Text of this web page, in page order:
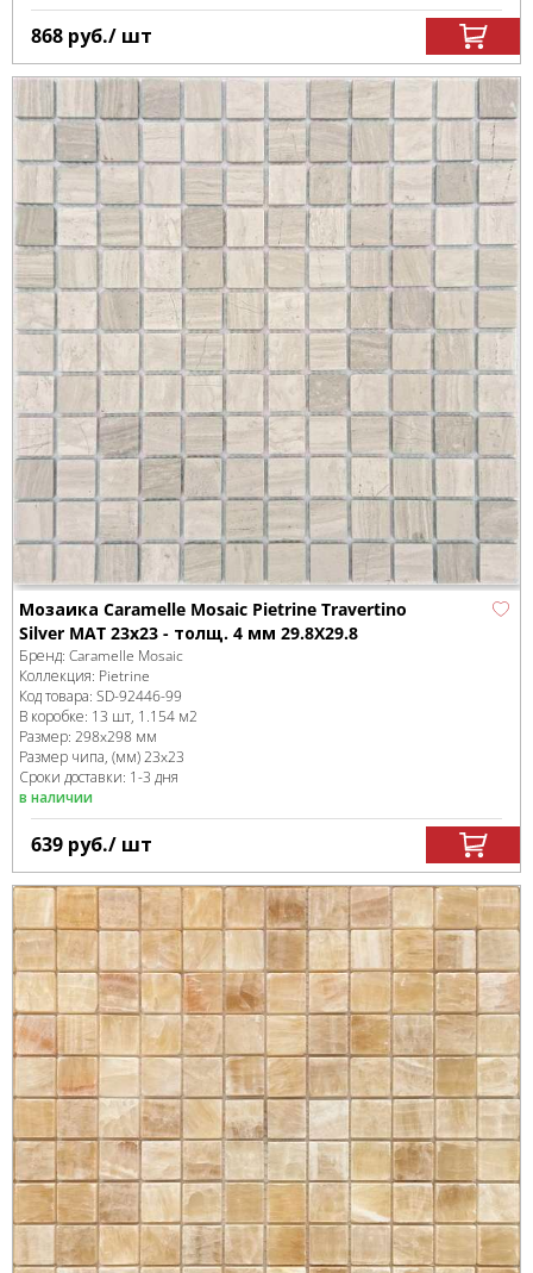
868 руб./ шт
Мозаика Caramelle Mosaic Pietrine Travertino
Silver MAT 23x23 - толщ. 4 мм 29.8X29.8
Бренд: Caramelle Mosaic
Коллекция: Pietrine
Код товара: SD-92446-99
В коробке: 13 шт, 1.154 м2
Размер: 298x298 мм
Размер чипа, (мм)23x23
Сроки доставки: 1-3 дня
в наличии
639 руб./ шт